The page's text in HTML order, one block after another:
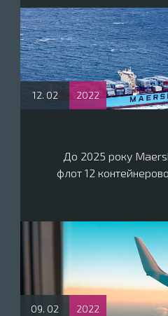
12. 02 2022
До 2025 року
флот 12
09. 02 2022